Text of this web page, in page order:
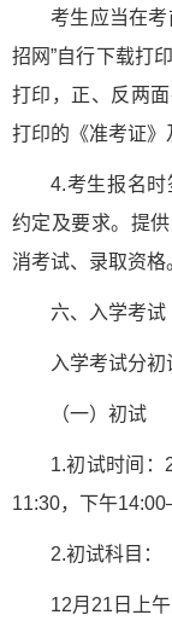
考生应当在
招网”自行下载打
打印，正、反两
打印的《准考证》
4.考生报名
约定及要求。提
消考试、录取资格
六、入学考试
入学考试分初
（一）初试
1.初试时间
11:30，下午
2.初试科目：
12月21日上